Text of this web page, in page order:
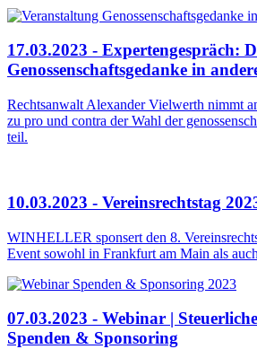
17.03.2023 - Expertengespräch:
Genossenschaftsgedanke in
Rechtsanwalt Alexander Vielwerth nimmt
zu pro und contra der Wahl der
teil.
10.03.2023 - Vereinsrechtstag
WINHELLER sponsert den 8.
Event sowohl in Frankfurt am Main als
07.03.2023 - Webinar |
Spenden & Sponsoring